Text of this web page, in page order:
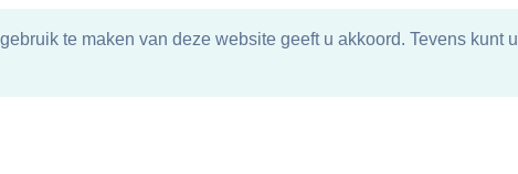
te maken van deze website geeft u akkoord. Tevens kunt u